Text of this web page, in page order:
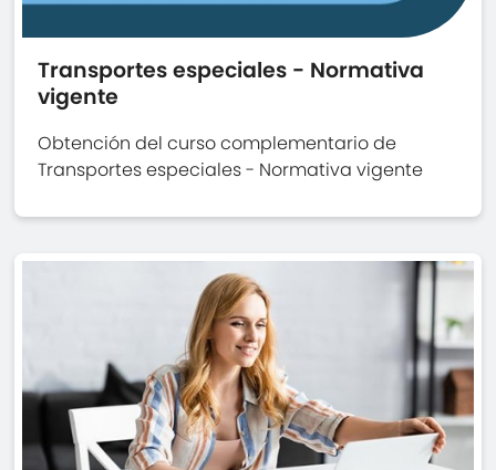
Transportes especiales - Normativa
vigente
Obtención del curso complementario de
Transportes especiales - Normativa vigente